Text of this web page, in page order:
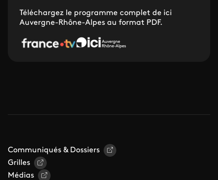
Téléchargez le programme complet de ici
Auvergne-Rhône-Alpes au format PDF.
Communiqués & Dossiers
Grilles
Médias